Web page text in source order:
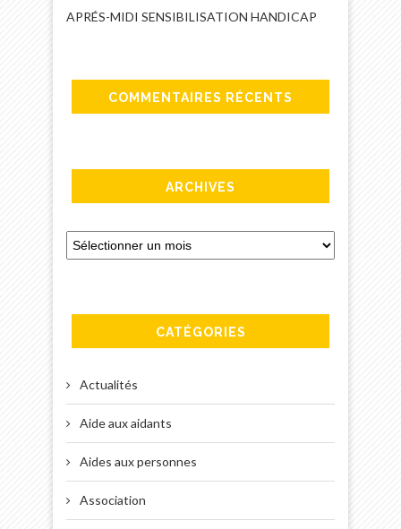
APRÉS-MIDI SENSIBILISATION HANDICAP
COMMENTAIRES RÉCENTS
ARCHIVES
CATÉGORIES
Actualités
Aide aux aidants
Aides aux personnes
Association